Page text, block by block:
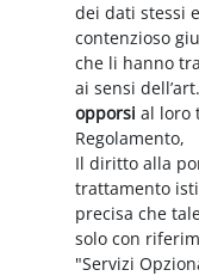
dei dati stessi
contenzioso
che li hanno
ai sensi
opporsi al loro
Regolamento,
Il diritto alla
trattamento
precisa che
solo con
"Servizi